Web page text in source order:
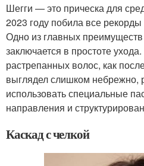
Шегги — это прическа для
2023 году побила все
Одно из главных преимуществ
заключается в простоте
растрепанных волос, как
выглядел слишком небрежно,
использовать специальные
направления и
Каскад с челкой